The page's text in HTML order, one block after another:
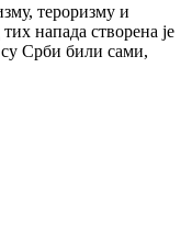
тероризму и
напада створена је
Срби били сами,